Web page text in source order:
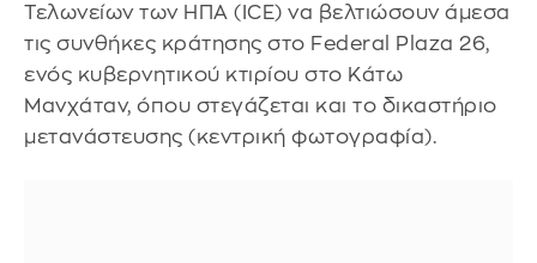
Τελωνείων των ΗΠΑ (ICE) να βελτιώσουν άμεσα
τις συνθήκες κράτησης στο Federal Plaza 26,
ενός κυβερνητικού κτιρίου στο Κάτω
Μανχάταν, όπου στεγάζεται και το δικαστήριο
μετανάστευσης (κεντρική φωτογραφία).